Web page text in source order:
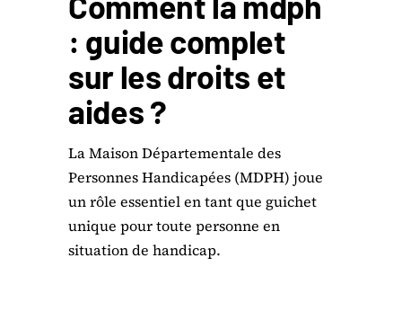
: guide complet
sur les droits et
aides ?
La Maison Départementale des
Personnes Handicapées (MDPH) joue
un rôle essentiel en tant que guichet
unique pour toute personne en
situation de handicap.